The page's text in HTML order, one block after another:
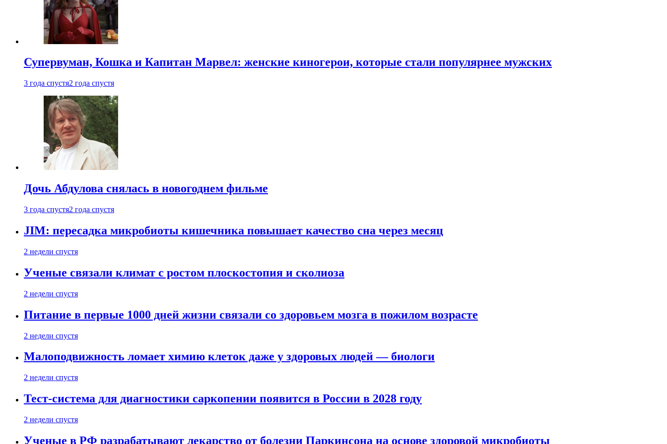
Супервуман, Кошка и Капитан Марвел: женские киногерои, которые стали популярнее мужских
3 года спустя2 года спустя
Дочь Абдулова снялась в новогоднем фильме
3 года спустя2 года спустя
JIM: пересадка микробиоты кишечника повышает качество сна через месяц
2 недели спустя
Ученые связали климат с ростом плоскостопия и сколиоза
2 недели спустя
Питание в первые 1000 дней жизни связали со здоровьем мозга в пожилом возрасте
2 недели спустя
Малоподвижность ломает химию клеток даже у здоровых людей — биологи
2 недели спустя
Тест-система для диагностики саркопении появится в России в 2028 году
2 недели спустя
Ученые в РФ разрабатывают лекарство от болезни Паркинсона на основе здоровой микробиоты